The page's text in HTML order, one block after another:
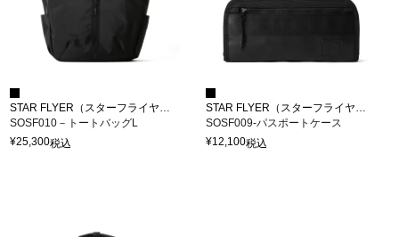
STAR FLYER（スターフライヤー）
SOSF010－トートバッグL
¥25,300税込
STAR FLYER（スターフライヤー）
SOSF009-パスポートケース
¥12,100税込